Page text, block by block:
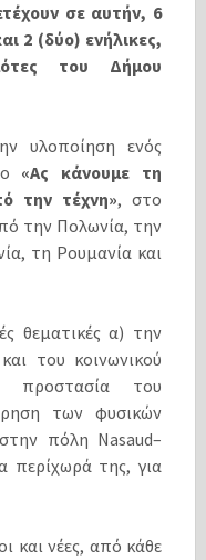
σε αυτήν, 6
2 (δύο) ενήλικες,
του Δήμου
υλοποίηση ενός
«Ας κάνουμε τη
την τέχνη», στο
την Πολωνία, την
τη Ρουμανία και
θεματικές α) την
του κοινωνικού
του
των φυσικών
πόλη Nasaud–
περίχωρά της, για
και νέες, από κάθε